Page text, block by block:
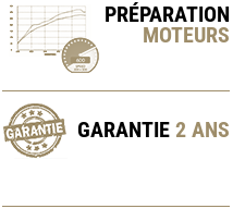
PRÉPARATION
MOTEURS
GARANTIE 2 ANS